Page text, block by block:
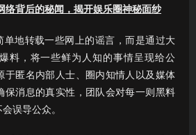
单地转载一些网上的谣言，而是通过大
料，将一些鲜为人知的事情呈现给公
于匿名内部人士、圈内知情人以及媒体
保消息的真实性，团队会对每一则黑料
误导公众。